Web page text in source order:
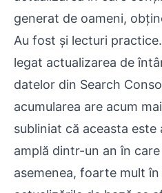
generat de oameni,
Au fost și lecturi
legat actualizarea de
datelor din Search
acumularea are acum
subliniat că aceasta este
amplă dintr-un an în
asemenea, foarte mult în